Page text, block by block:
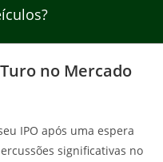
no Mercado
IPO após uma espera
significativas no